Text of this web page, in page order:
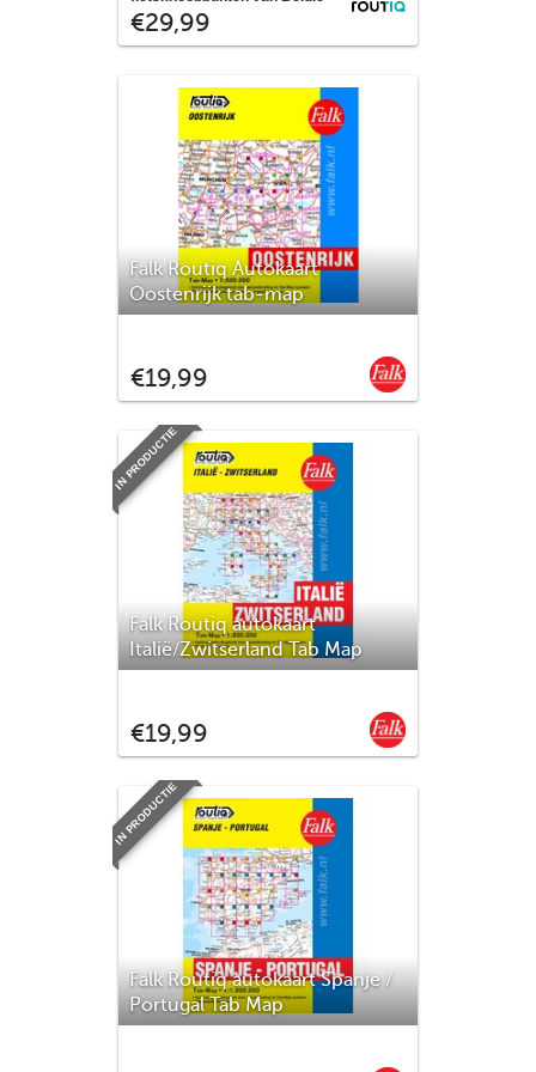
in een handige atlas met spiraalbinding.
Mooie cartografische fietskaart met alle
weergegeven inclusief een
plaatsnamenregister.
€29,99 Routiq
Falk Routiq Autokaart
Oostenrijk tab-map
de Falk Routiq Tab Map. De Routiq Tab
Map bladen zijn in een handige ringband
gebonden, waar je op de rechterzijde
inzoomt op het gebied waar je je bevindt
en de linkerzijde geeft aan
€19,99 Falk
IN PRODUCTIE
Falk Routiq autokaart
Italië/Zwitserland Tab Map
ongetwijfeld de Falk Routiq Tab Map. De
Routiq Tab Map bladen zijn in een
handige ringband gebonden, waar je op
de rechterzijde inzoomt op het gebied
waar je je bevindt en de linkerzijd
€19,99 Falk
IN PRODUCTIE
Falk Routiq autokaart Spanje /
Portugal Tab Map